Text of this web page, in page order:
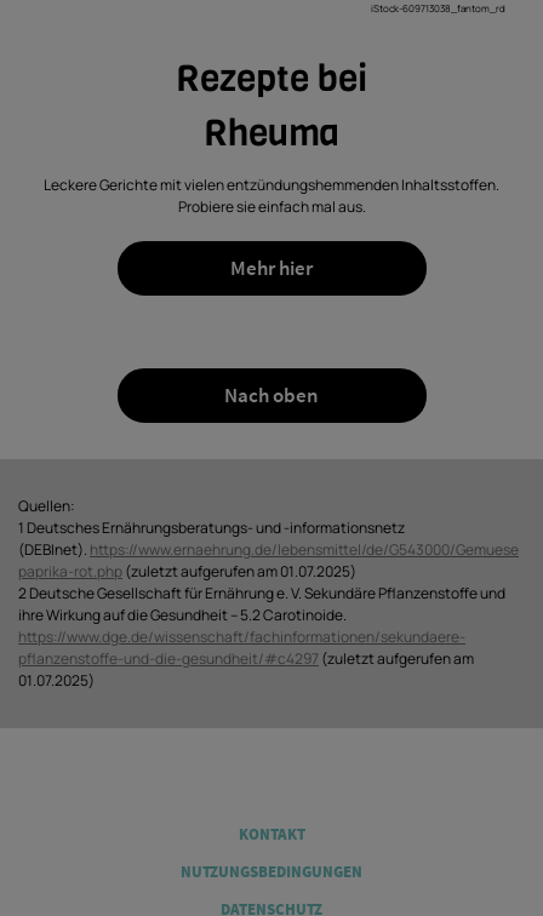
iStock-609713038_fantom_rd
Rezepte bei
Rheuma
Leckere Gerichte mit vielen entzündungshemmenden Inhaltsstoffen.
Probiere sie einfach mal aus.
Mehr hier
Nach oben
Quellen:
1 Deutsches Ernährungsberatungs- und -informationsnetz
(DEBInet). https://www.ernaehrung.de/lebensmittel/de/G543000/Gemuese
paprika-rot.php(zuletzt aufgerufen am 01.07.2025)
2 Deutsche Gesellschaft für Ernährung e. V. Sekundäre Pflanzenstoffe und
ihre Wirkung auf die Gesundheit – 5.2 Carotinoide.
https://www.dge.de/wissenschaft/fachinformationen/sekundaere-
pflanzenstoffe-und-die-gesundheit/#c4297 (zuletzt aufgerufen am
01.07.2025)
KONTAKT
NUTZUNGSBEDINGUNGEN
DATENSCHUTZ